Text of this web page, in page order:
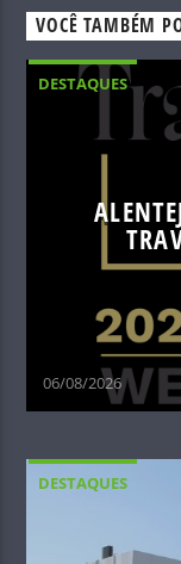
VOCÊ TAMBÉM
DESTAQUES
06/08/2026
DESTAQUES